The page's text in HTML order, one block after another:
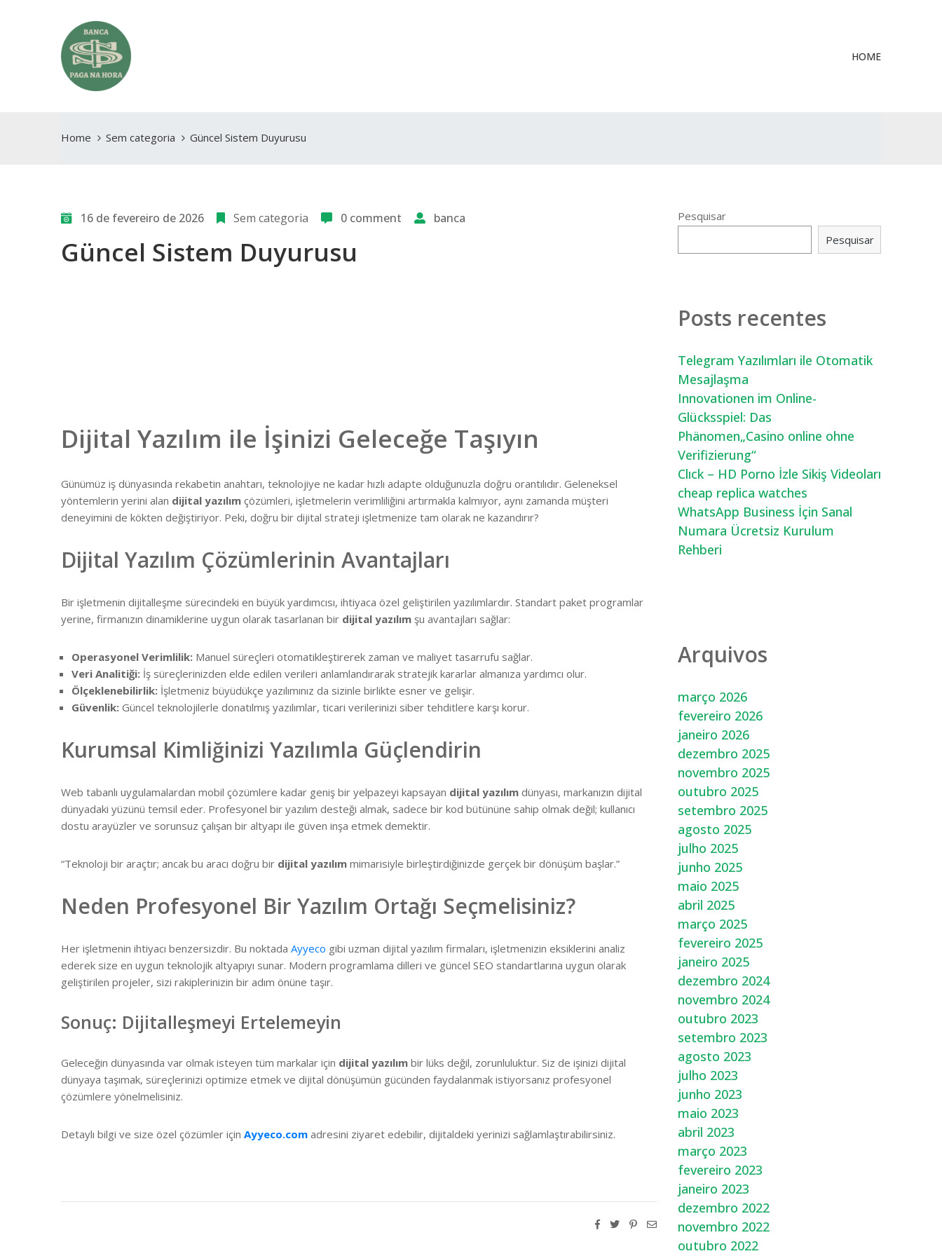
HOME
Home Sem categoria Güncel Sistem Duyurusu
16 de fevereiro de 2026 Sem categoria 0 comment banca
Güncel Sistem Duyurusu
Dijital Yazılım ile İşinizi Geleceğe Taşıyın
Günümüz iş dünyasında rekabetin anahtarı, teknolojiye ne kadar hızlı adapte olduğunuzla doğru orantılıdır. Geleneksel
yöntemlerin yerini alan dijital yazılım çözümleri, işletmelerin verimliliğini artırmakla kalmıyor, aynı zamanda müşteri
deneyimini de kökten değiştiriyor. Peki, doğru bir dijital strateji işletmenize tam olarak ne kazandırır?
Dijital Yazılım Çözümlerinin Avantajları
Bir işletmenin dijitalleşme sürecindeki en büyük yardımcısı, ihtiyaca özel geliştirilen yazılımlardır. Standart paket programlar
yerine, firmanızın dinamiklerine uygun olarak tasarlanan bir dijital yazılım şu avantajları sağlar:
Operasyonel Verimlilik: Manuel süreçleri otomatikleştirerek zaman ve maliyet tasarrufu sağlar.
Veri Analitiği: İş süreçlerinizden elde edilen verileri anlamlandırarak stratejik kararlar almanıza yardımcı olur.
Ölçeklenebilirlik: İşletmeniz büyüdükçe yazılımınız da sizinle birlikte esner ve gelişir.
Güvenlik: Güncel teknolojilerle donatılmış yazılımlar, ticari verilerinizi siber tehditlere karşı korur.
Kurumsal Kimliğinizi Yazılımla Güçlendirin
Web tabanlı uygulamalardan mobil çözümlere kadar geniş bir yelpazeyi kapsayan dijital yazılım dünyası, markanızın dijital
dünyadaki yüzünü temsil eder. Profesyonel bir yazılım desteği almak, sadece bir kod bütününe sahip olmak değil; kullanıcı
dostu arayüzler ve sorunsuz çalışan bir altyapı ile güven inşa etmek demektir.
“Teknoloji bir araçtır; ancak bu aracı doğru bir dijital yazılım mimarisiyle birleştirdiğinizde gerçek bir dönüşüm başlar.”
Neden Profesyonel Bir Yazılım Ortağı Seçmelisiniz?
Her işletmenin ihtiyacı benzersizdir. Bu noktada Ayyeco gibi uzman dijital yazılım firmaları, işletmenizin eksiklerini analiz
ederek size en uygun teknolojik altyapıyı sunar. Modern programlama dilleri ve güncel SEO standartlarına uygun olarak
geliştirilen projeler, sizi rakiplerinizin bir adım önüne taşır.
Sonuç: Dijitalleşmeyi Ertelemeyin
Geleceğin dünyasında var olmak isteyen tüm markalar için dijital yazılım bir lüks değil, zorunluluktur. Siz de işinizi dijital
dünyaya taşımak, süreçlerinizi optimize etmek ve dijital dönüşümün gücünden faydalanmak istiyorsanız profesyonel
çözümlere yönelmelisiniz.
Detaylı bilgi ve size özel çözümler için Ayyeco.com adresini ziyaret edebilir, dijitaldeki yerinizi sağlamlaştırabilirsiniz.
Pesquisar
Pesquisar
Posts recentes
Telegram Yazılımları ile Otomatik
Mesajlaşma
Innovationen im Online-
Glücksspiel: Das
Phänomen„Casino online ohne
Verifizierung“
Clıck – HD Porno İzle Sikiş Videoları
cheap replica watches
WhatsApp Business İçin Sanal
Numara Ücretsiz Kurulum
Rehberi
Arquivos
março 2026
fevereiro 2026
janeiro 2026
dezembro 2025
novembro 2025
outubro 2025
setembro 2025
agosto 2025
julho 2025
junho 2025
maio 2025
abril 2025
março 2025
fevereiro 2025
janeiro 2025
dezembro 2024
novembro 2024
outubro 2023
setembro 2023
agosto 2023
julho 2023
junho 2023
maio 2023
abril 2023
março 2023
fevereiro 2023
janeiro 2023
dezembro 2022
novembro 2022
outubro 2022